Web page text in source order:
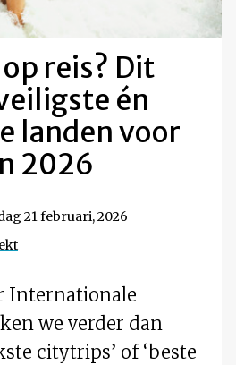
reis? Dit
én
landen voor
2026
21 februari, 2026
Internationale
we verder dan
citytrips’ of ‘beste